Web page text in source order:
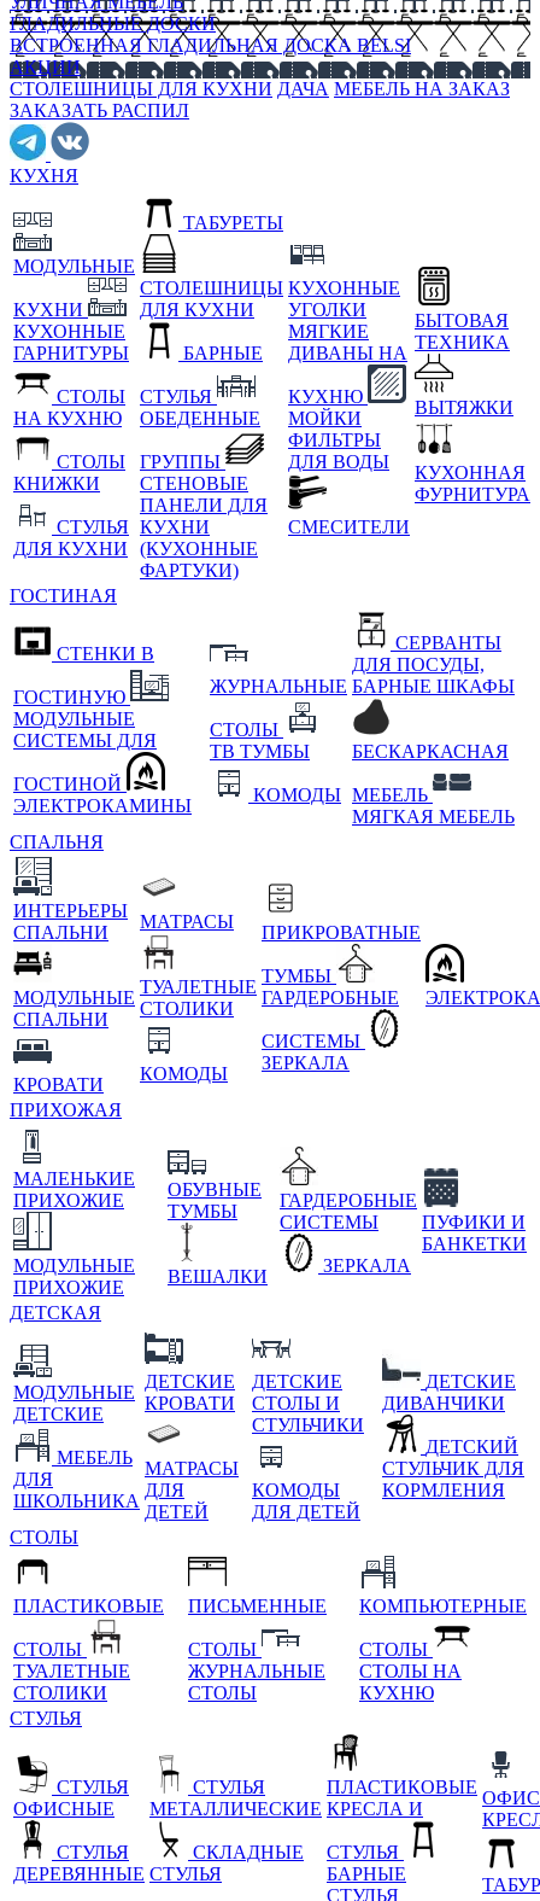
ГЛАДИЛЬНЫЕ ДОСКИ
ВСТРОЕННАЯ ГЛАДИЛЬНАЯ ДОСКА BELSI
АКЦИИ
СТОЛЕШНИЦЫ ДЛЯ КУХНИ ДАЧА МЕБЕЛЬ НА ЗАКАЗ
ЗАКАЗАТЬ РАСПИЛ
КУХНЯ
МОДУЛЬНЫЕ
КУХНИ
КУХОННЫЕ
ГАРНИТУРЫ
СТОЛЫ
НА КУХНЮ
СТОЛЫ
КНИЖКИ
СТУЛЬЯ
ДЛЯ КУХНИ
ТАБУРЕТЫ
СТОЛЕШНИЦЫ
ДЛЯ КУХНИ
БАРНЫЕ
СТУЛЬЯ
ОБЕДЕННЫЕ
ГРУППЫ
СТЕНОВЫЕ
ПАНЕЛИ ДЛЯ
КУХНИ
(КУХОННЫЕ
ФАРТУКИ)
КУХОННЫЕ
УГОЛКИ
МЯГКИЕ
ДИВАНЫ НА
КУХНЮ
МОЙКИ
ФИЛЬТРЫ
ДЛЯ ВОДЫ
СМЕСИТЕЛИ
БЫТОВАЯ
ТЕХНИКА
ВЫТЯЖКИ
КУХОННАЯ
ФУРНИТУРА
ГОСТИНАЯ
СТЕНКИ В
ГОСТИНУЮ
МОДУЛЬНЫЕ
СИСТЕМЫ ДЛЯ
ГОСТИНОЙ
ЭЛЕКТРОКАМИНЫ
ЖУРНАЛЬНЫЕ
СТОЛЫ
ТВ ТУМБЫ
КОМОДЫ
СЕРВАНТЫ
ДЛЯ ПОСУДЫ,
БАРНЫЕ ШКАФЫ
БЕСКАРКАСНАЯ
МЕБЕЛЬ
МЯГКАЯ МЕБЕЛЬ
СПАЛЬНЯ
ИНТЕРЬЕРЫ
СПАЛЬНИ
МОДУЛЬНЫЕ
СПАЛЬНИ
КРОВАТИ
МАТРАСЫ
ТУАЛЕТНЫЕ
СТОЛИКИ
КОМОДЫ
ПРИКРОВАТНЫЕ
ТУМБЫ
ГАРДЕРОБНЫЕ
СИСТЕМЫ
ЗЕРКАЛА
ПРИХОЖАЯ
МАЛЕНЬКИЕ
ПРИХОЖИЕ
МОДУЛЬНЫЕ
ПРИХОЖИЕ
ОБУВНЫЕ
ТУМБЫ
ВЕШАЛКИ
ГАРДЕРОБНЫЕ
СИСТЕМЫ
ЗЕРКАЛА
ПУФИКИ И
БАНКЕТКИ
ДЕТСКАЯ
МОДУЛЬНЫЕ
ДЕТСКИЕ
МЕБЕЛЬ
ДЛЯ
ШКОЛЬНИКА
ДЕТСКИЕ
КРОВАТИ
МАТРАСЫ
ДЛЯ
ДЕТЕЙ
ДЕТСКИЕ
СТОЛЫ И
СТУЛЬЧИКИ
КОМОДЫ
ДЛЯ ДЕТЕЙ
ДЕТСКИЕ
ДИВАНЧИКИ
ДЕТСКИЙ
СТУЛЬЧИК ДЛЯ
КОРМЛЕНИЯ
СТОЛЫ
ПЛАСТИКОВЫЕ
СТОЛЫ
ТУАЛЕТНЫЕ
СТОЛИКИ
ПИСЬМЕННЫЕ
СТОЛЫ
ЖУРНАЛЬНЫЕ
СТОЛЫ
КОМПЬЮТЕРНЫЕ
СТОЛЫ
СТОЛЫ НА
КУХНЮ
СТУЛЬЯ
СТУЛЬЯ
ОФИСНЫЕ
СТУЛЬЯ
ДЕРЕВЯННЫЕ
СТУЛЬЯ
МЕТАЛЛИЧЕСКИЕ
СКЛАДНЫЕ
СТУЛЬЯ
ПЛАСТИКОВЫЕ
КРЕСЛА И
СТУЛЬЯ
БАРНЫЕ
СТУЛЬЯ